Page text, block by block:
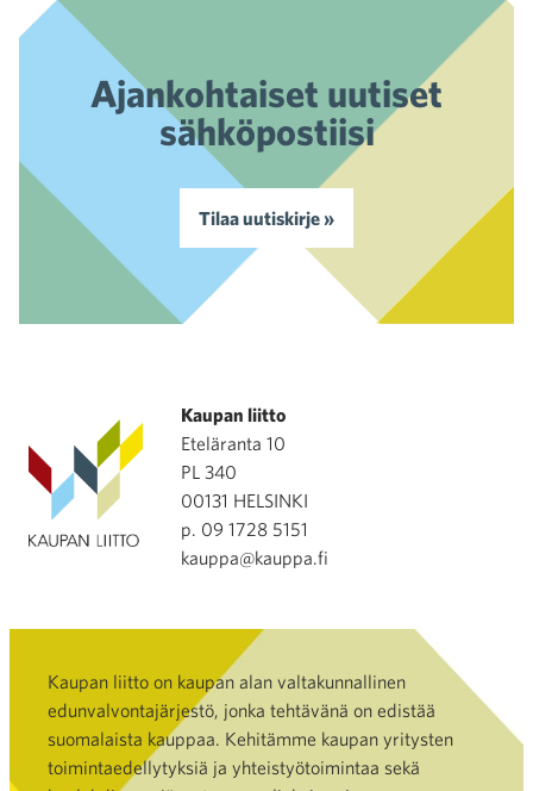
Ajankohtaiset uutiset
sähköpostiisi
Tilaa uutiskirje »
Kaupan liitto
Eteläranta 10
PL 340
00131 HELSINKI
p. 09 1728 5151
kauppa@kauppa.fi
Kaupan liitto on kaupan alan valtakunnallinen
edunvalvontajärjestö, jonka tehtävänä on edistää
suomalaista kauppaa. Kehitämme kaupan yritysten
toimintaedellytyksiä ja yhteistyötoimintaa sekä